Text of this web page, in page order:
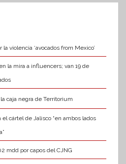
la violencia ‘avocados from Mexico’
la mira a influencers; van 19 de
caja negra de Territorium
el cártel de Jalisco “en ambos lados
mdd por capos del CJNG